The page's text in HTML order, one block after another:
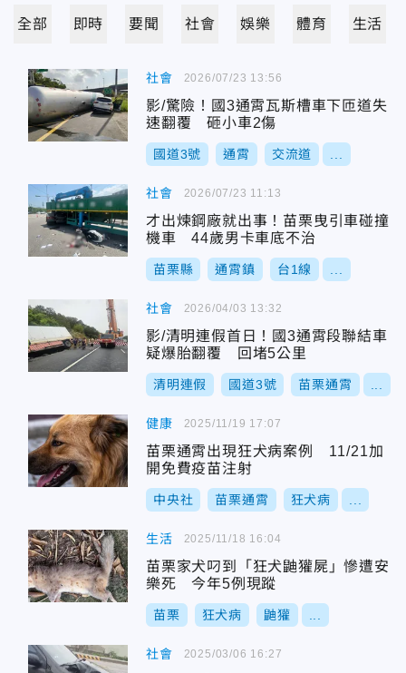
全部 即時 要聞 社會 娛樂 體育 生活
社會
影/驚險！國3通霄瓦斯槽車下匝道失
速翻覆 砸小車2傷
國道3號 通霄 交流道
2026/07/23 13:56
社會
才出煉鋼廠就出事！苗栗曳引車碰撞
機車 44歲男卡車底不治
苗栗縣 通霄鎮 台1線
2026/07/23 11:13
社會
影/清明連假首日！國3通霄段聯結車
疑爆胎翻覆 回堵5公里
清明連假 國道3號 苗栗通霄
2026/04/03 13:32
健康
苗栗通霄出現狂犬病案例 11/21加
開免費疫苗注射
中央社 苗栗通霄 狂犬病
2025/11/19 17:07
生活
苗栗家犬叼到「狂犬鼬獾屍」慘遭安
樂死 今年5例現蹤
苗栗 狂犬病 鼬獾
2025/11/18 16:04
社會 2025/03/06 16:27